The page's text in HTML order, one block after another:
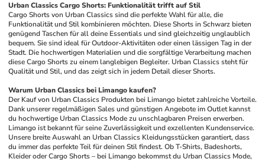
Urban Classics Cargo Shorts: Funktionalität trifft auf Stil
Cargo Shorts von Urban Classics sind die perfekte Wahl für alle, die
Funktionalität und Stil kombinieren möchten. Diese Shorts in Schwarz bieten
genügend Taschen für all deine Essentials und sind gleichzeitig unglaublich
bequem. Sie sind ideal für Outdoor-Aktivitäten oder einen lässigen Tag in der
Stadt. Die hochwertigen Materialien und die sorgfältige Verarbeitung machen
diese Cargo Shorts zu einem langlebigen Begleiter. Urban Classics steht für
Qualität und Stil, und das zeigt sich in jedem Detail dieser Shorts.
Warum Urban Classics bei Limango kaufen?
Der Kauf von Urban Classics Produkten bei Limango bietet zahlreiche Vorteile.
Dank unserer regelmäßigen Sales und günstigen Angebote im Outlet kannst
du hochwertige Urban Classics Mode zu unschlagbaren Preisen erwerben.
Limango ist bekannt für seine Zuverlässigkeit und exzellenten Kundenservice.
Unsere breite Auswahl an Urban Classics Kleidungsstücken garantiert, dass
du immer das perfekte Teil für deinen Stil findest. Ob T-Shirts, Badeshorts,
Kleider oder Cargo Shorts – bei Limango bekommst du Urban Classics Mode,